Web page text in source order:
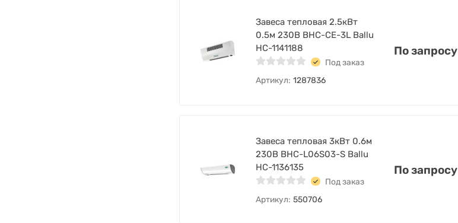
Завеса тепловая 2.5кВт
0.5м 230В BHC-CE-3L Ballu
НС-1141188
Под заказ
Артикул: 1287836
По запросу
Завеса тепловая 3кВт 0.6м
230В BHC-L06S03-S Ballu
НС-1136135
Под заказ
Артикул: 550706
По запросу